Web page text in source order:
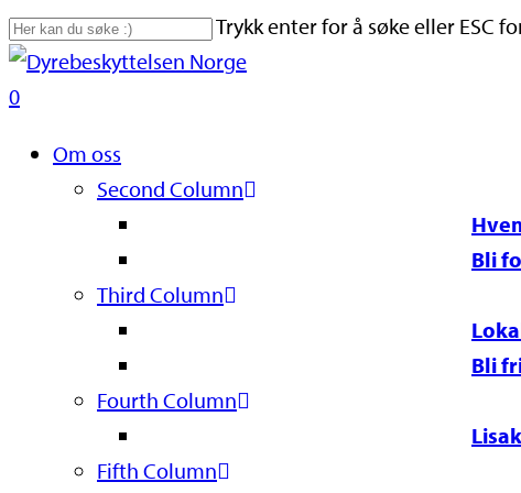
Skip
to
main
Trykk enter for å søke eller ESC
Close
Search
search
0
Om oss
Second Column
Bli
Third Column
Bli
Fourth Column
Fifth Column